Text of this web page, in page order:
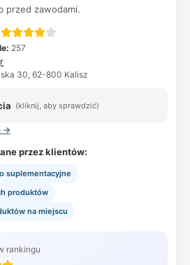
przed zawodami.
257
30, 62-800 Kalisz
(kliknij, aby sprawdzić)
→
przez klientów:
suplementacyjne
produktów
na miejscu
rankingu